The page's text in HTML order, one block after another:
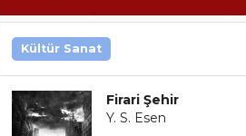
Kültür Sanat
Firari Şehir
Y. S. Esen